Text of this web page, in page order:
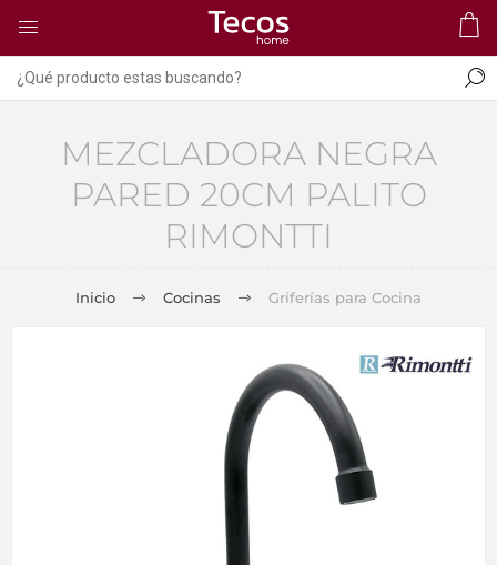
MEZCLADORA NEGRA
PARED 20CM PALITO
RIMONTTI
Inicio Cocinas Griferías para Cocina